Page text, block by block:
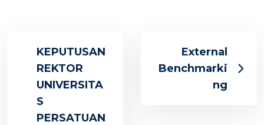
KEPUTUSAN
REKTOR
UNIVERSITA
S
PERSATUAN
External
Benchmarki
ng